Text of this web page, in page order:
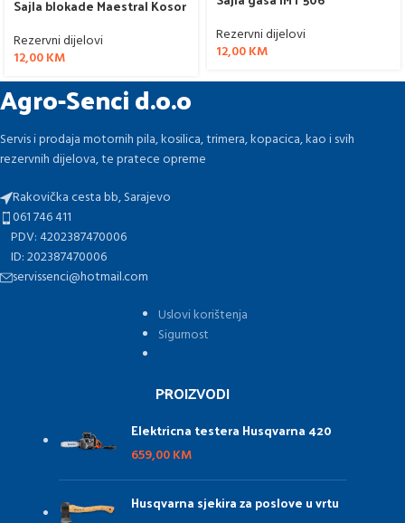
Sajla blokade Maestral Kosor
Rezervni dijelovi
12,00KM
Rezervni dijelovi
12,00KM
Agro-Senci d.o.o
Servis i prodaja motornih pila, kosilica, trimera, kopacica, kao i svih
rezervnih dijelova, te pratece opreme
Rakovička cesta bb, Sarajevo
061 746 411
PDV: 4202387470006
ID: 202387470006
servissenci@hotmail.com
Uslovi korištenja
Sigurnost
PROIZVODI
Elektricna testera Husqvarna 420
659,00KM
Husqvarna sjekira za poslove u vrtu